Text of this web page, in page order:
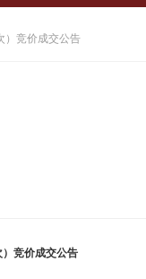
）竞价成交公告
竞价成交公告